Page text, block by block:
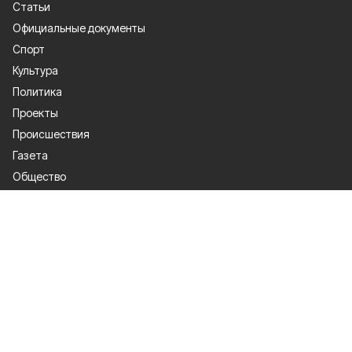
Статьи
Официальные документы
Спорт
Культура
Политика
Проекты
Происшествия
Газета
Общество